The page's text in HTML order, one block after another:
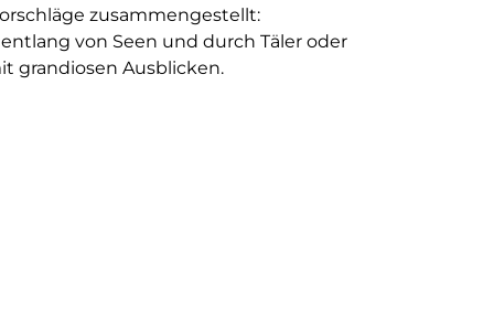
zusammengestellt:
von Seen und durch Täler oder
grandiosen Ausblicken.